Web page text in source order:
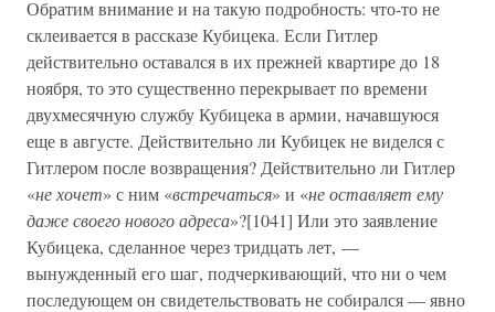
Обратим внимание и на такую подробность: что-то не
склеивается в рассказе Кубицека. Если Гитлер
действительно оставался в их прежней квартире до 18
ноября, то это существенно перекрывает по времени
двухмесячную службу Кубицека в армии, начавшуюся
еще в августе. Действительно ли Кубицек не виделся с
Гитлером после возвращения? Действительно ли Гитлер
«не хочет» с ним «встречаться» и «не оставляет ему
даже своего нового адреса»?[1041] Или это заявление
Кубицека, сделанное через тридцать лет, —
вынужденный его шаг, подчеркивающий, что ни о чем
последующем он свидетельствовать не собирался — явно